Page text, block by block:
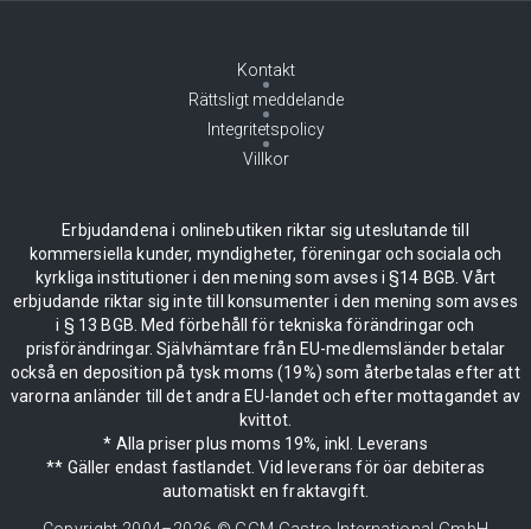
Kontakt
Rättsligt meddelande
Integritetspolicy
Villkor
Erbjudandena i onlinebutiken riktar sig uteslutande till
kommersiella kunder, myndigheter, föreningar och sociala och
kyrkliga institutioner i den mening som avses i §14 BGB. Vårt
erbjudande riktar sig inte till konsumenter i den mening som avses
i § 13 BGB. Med förbehåll för tekniska förändringar och
prisförändringar. Självhämtare från EU-medlemsländer betalar
också en deposition på tysk moms (19%) som återbetalas efter att
varorna anländer till det andra EU-landet och efter mottagandet av
kvittot.
* Alla priser plus moms 19%, inkl. Leverans
** Gäller endast fastlandet. Vid leverans för öar debiteras
automatiskt en fraktavgift.